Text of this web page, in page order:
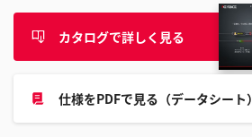
カタログで詳しく見る
仕様をPDFで見る（データシート）